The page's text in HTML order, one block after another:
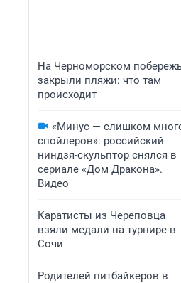
На Черноморском
закрыли пляжи: что там
происходит
«Минус — слишком
спойлеров»: российский
ниндзя-скульптор снялся в
сериале «Дом Дракона».
Видео
Каратисты из Череповца
взяли медали на турнире в
Сочи
Родителей питбайкеров в